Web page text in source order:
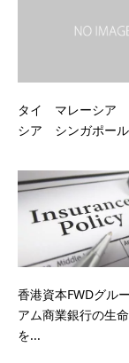
タイ マレーシア
シア シンガポール
香港資本FWDグル
アム商業銀行の生
を...